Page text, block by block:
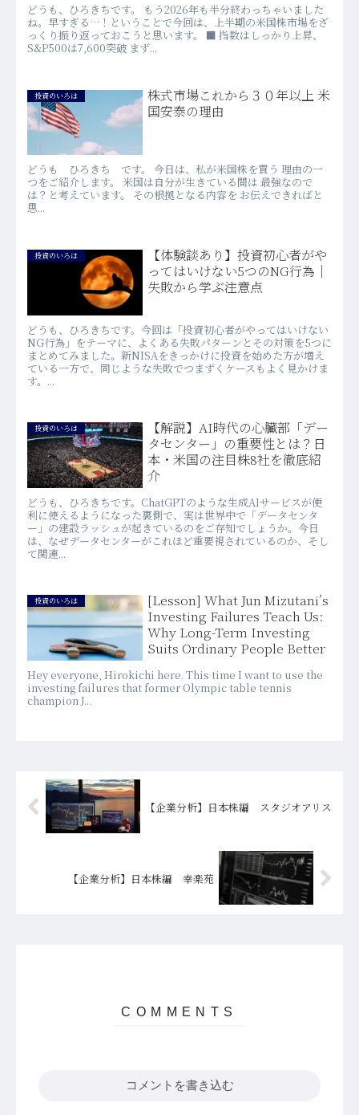
どうも、ひろきちです。 もう2026年も半分終わっちゃいました
ね。早すぎる…！ということで今回は、上半期の米国株市場をざ
っくり振り返っておこうと思います。 ■ 指数はしっかり上昇、
S&P500は7,600突破 まず...
投資のいろは
株式市場これから３０年以上 米
国安泰の理由
どうも ひろきち です。 今日は、私が米国株を買う 理由の一
つをご紹介します。 米国は自分が生きている間は 最強なので
は？と考えています。 その根拠となる内容を お伝えできればと
思...
投資のいろは
【体験談あり】投資初心者がや
ってはいけない5つのNG行為｜
失敗から学ぶ注意点
どうも、ひろきちです。今回は「投資初心者がやってはいけない
NG行為」をテーマに、よくある失敗パターンとその対策を5つに
まとめてみました。新NISAをきっかけに投資を始めた方が増え
ている一方で、同じような失敗でつまずくケースもよく見かけま
す。...
投資のいろは
【解説】AI時代の心臓部「デー
タセンター」の重要性とは？日
本・米国の注目株8社を徹底紹
介
どうも、ひろきちです。ChatGPTのような生成AIサービスが便
利に使えるようになった裏側で、実は世界中で「データセンタ
ー」の建設ラッシュが起きているのをご存知でしょうか。今日
は、なぜデータセンターがこれほど重要視されているのか、そし
て関連...
投資のいろは
[Lesson] What Jun Mizutani’s
Investing Failures Teach Us:
Why Long-Term Investing
Suits Ordinary People Better
Hey everyone, Hirokichi here. This time I want to use the
investing failures that former Olympic table tennis
champion J...
【企業分析】日本株編 スタジオアリス
【企業分析】日本株編 幸楽苑
コメントを書き込む